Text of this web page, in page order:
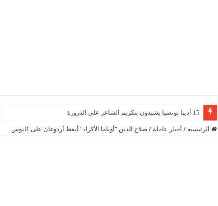
15 أديبا تونسيا يشيدون بتكريم الشاعر علي الدرورة
الرئيسية / أخبار عاجلة / صلاح الدين “أوباما الأكراد” أيقظ أردوغان على كابوس